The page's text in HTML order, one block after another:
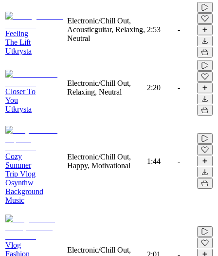
Feeling
The Lift
Utkrysta
Electronic/Chill Out,
Acousticguitar, Relaxing,
Neutral
2:53 -
Closer To
You
Utkrysta
Electronic/Chill Out,
Relaxing, Neutral
2:20 -
Cozy
Summer
Trip Vlog
Osynthw
Background
Music
Electronic/Chill Out,
Happy, Motivational
1:44 -
Vlog
Fashion
Electronic/Chill Out,
2:01 -